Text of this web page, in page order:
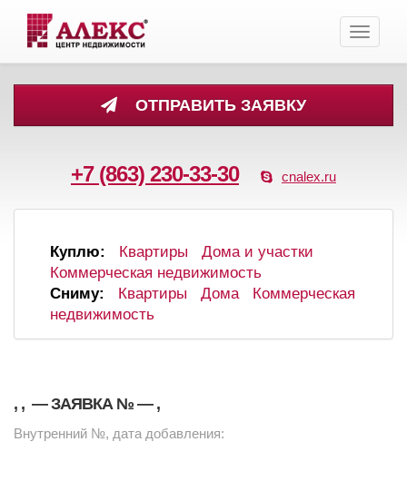
ОТПРАВИТЬ ЗАЯВКУ
+7 (863) 230-33-30 cnalex.ru
Toggle
Куплю: Квартиры
Дома и участки
Коммерческая недвижимость
Сниму:
Квартиры Дома
Коммерческая
недвижимость
, , — ЗАЯВКА № — ,
Внутренний №, дата добавления: